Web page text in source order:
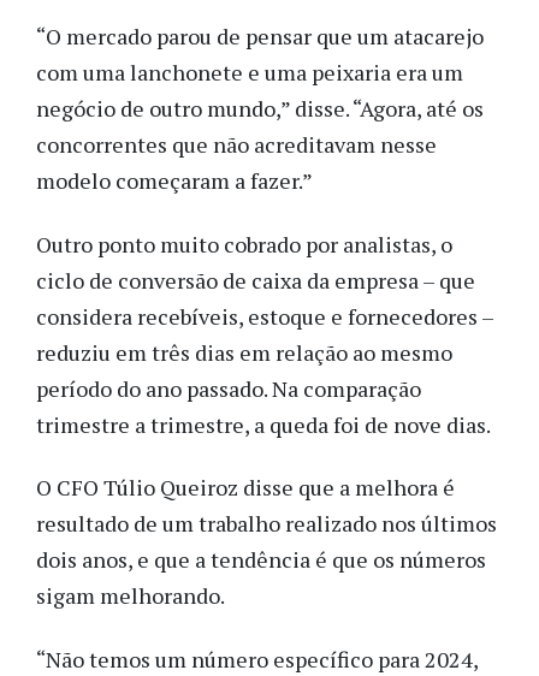
“O mercado parou de pensar que um atacarejo
com uma lanchonete e uma peixaria era um
negócio de outro mundo,” disse. “Agora, até os
concorrentes que não acreditavam nesse
modelo começaram a fazer.”
Outro ponto muito cobrado por analistas, o
ciclo de conversão de caixa da empresa – que
considera recebíveis, estoque e fornecedores –
reduziu em três dias em relação ao mesmo
período do ano passado. Na comparação
trimestre a trimestre, a queda foi de nove dias.
O CFO Túlio Queiroz disse que a melhora é
resultado de um trabalho realizado nos últimos
dois anos, e que a tendência é que os números
sigam melhorando.
“Não temos um número específico para 2024,